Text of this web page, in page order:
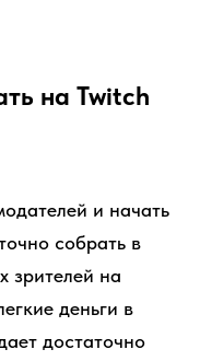
на Twitch
и начать
собрать в
зрителей на
деньги в
достаточно